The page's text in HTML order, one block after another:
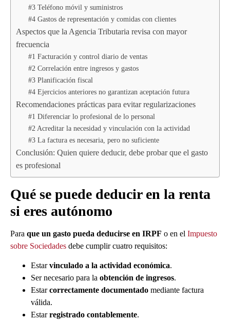
#3 Teléfono móvil y suministros
#4 Gastos de representación y comidas con clientes
Aspectos que la Agencia Tributaria revisa con mayor
frecuencia
#1 Facturación y control diario de ventas
#2 Correlación entre ingresos y gastos
#3 Planificación fiscal
#4 Ejercicios anteriores no garantizan aceptación futura
Recomendaciones prácticas para evitar regularizaciones
#1 Diferenciar lo profesional de lo personal
#2 Acreditar la necesidad y vinculación con la actividad
#3 La factura es necesaria, pero no suficiente
Conclusión: Quien quiere deducir, debe probar que el gasto
es profesional
Qué se puede deducir en la renta
si eres autónomo
Para que un gasto pueda deducirse en IRPF o en el Impuesto
sobre Sociedades debe cumplir cuatro requisitos:
Estarvinculado a la actividad económica.
Ser necesario para la obtención de ingresos.
Estarcorrectamente documentado mediante factura
válida.
Estarregistrado contablemente.